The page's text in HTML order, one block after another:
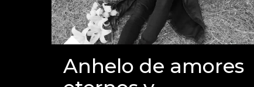
Anhelo de amores